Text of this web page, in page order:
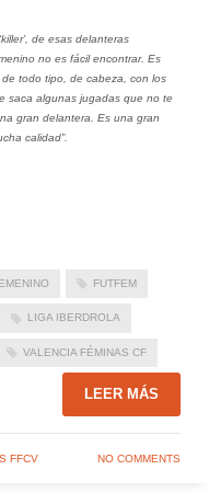
de esas delanteras
no es fácil encontrar. Es
todo tipo, de cabeza, con los
saca algunas jugadas que no te
gran delantera. Es una gran
calidad”.
FUTFEM
LIGA IBERDROLA
VALENCIA FÉMINAS CF
LEER MÁS
FFCV NO COMMENTS